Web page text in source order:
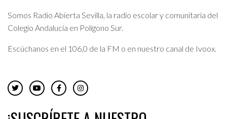
Somos Radio Abierta Sevilla, la radio escolar y comunitaria del
Colegio Andalucía en Polígono Sur.
Escúchanos en el 106.0 de la FM o en nuestro canal de Ivoox.